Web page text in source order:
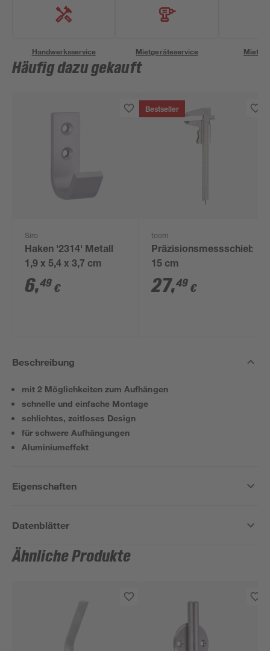
Handwerksservice Mietgeräteservice
Häufig dazu gekauft
Siro
Haken '2314' Metall
1,9 x 5,4 x 3,7 cm
6,49 €
Bestseller
toom
Präzisionsmessschieber
15 cm
27,49 €
Beschreibung
mit 2 Möglichkeiten zum Aufhängen
schnelle und einfache Montage
schlichtes, zeitloses Design
für schwere Aufhängungen
Aluminiumeffekt
Eigenschaften
Datenblätter
Ähnliche Produkte